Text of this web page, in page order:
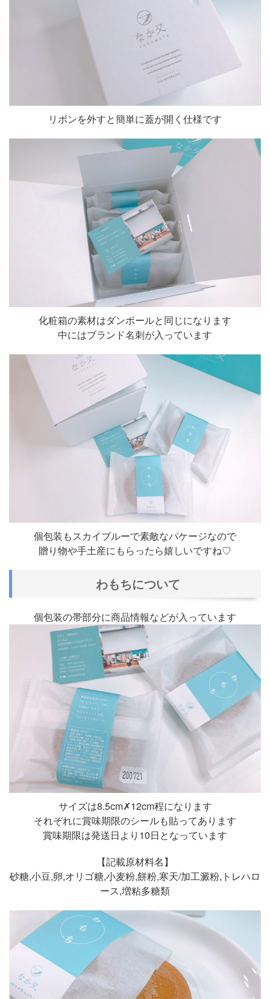
リボンを外すと簡単に蓋が開く仕様です
化粧箱の素材はダンボールと同じになります
中にはブランド名刺が入っています
個包装もスカイブルーで素敵なパケージなので
贈り物や手土産にもらったら嬉しいですね♡
わもちについて
個包装の帯部分に商品情報などが入っています
サイズは8.5cm✗12cm程になります
それぞれに賞味期限のシールも貼ってあります
賞味期限は発送日より10日となっています
【記載原材料名】
砂糖,小豆,卵,オリゴ糖,小麦粉,餅粉,寒天/加工澱粉,トレハロ
ース,増粘多糖類